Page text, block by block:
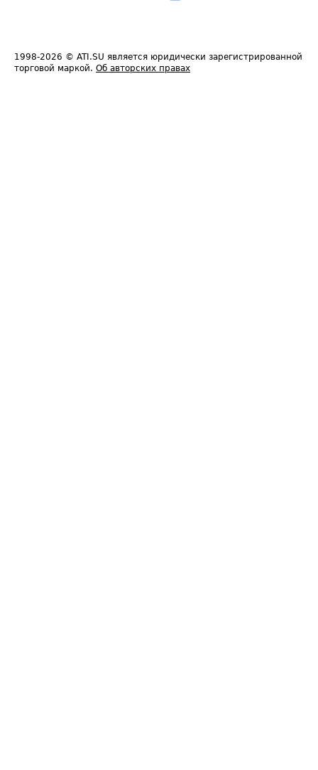
1998-2026 © ATI.SU является юридически зарегистрированной
торговой маркой. Об авторских правах